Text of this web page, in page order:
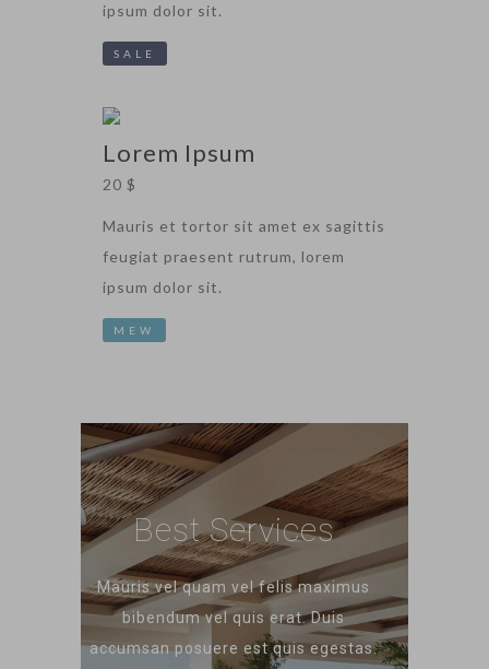
ipsum dolor sit.
SALE
Lorem Ipsum
20 $
Mauris et tortor sit amet ex sagittis
feugiat praesent rutrum, lorem
ipsum dolor sit.
MEW
Best Services
Mauris vel quam vel felis maximus
bibendum vel quis erat. Duis
accumsan posuere est quis egestas.